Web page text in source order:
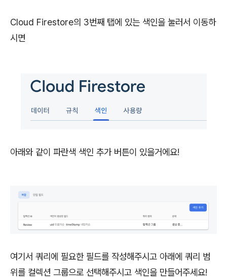
Cloud Firestore의 3번째 탭에 있는 색인을 눌러서 이동하
시면
아래와 같이 파란색 색인 추가 버튼이 있을거에요!
여기서 쿼리에 필요한 필드를 작성해주시고 아래에 쿼리 범
위를 컬렉션 그룹으로 선택해주시고 색인을 만들어주세요!